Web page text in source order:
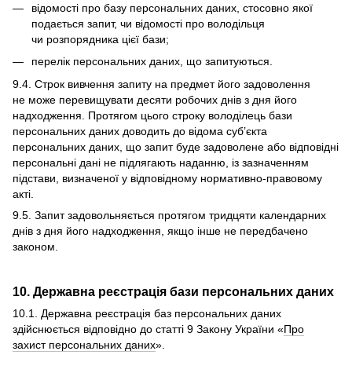
відомості про базу персональних даних, стосовно якої
подається запит, чи відомості про володільця
чи розпорядника цієї бази;
перелік персональних даних, що запитуються.
9.4. Строк вивчення запиту на предмет його задоволення
не може перевищувати десяти робочих днів з дня його
надходження. Протягом цього строку володілець бази
персональних даних доводить до відома суб’єкта
персональних даних, що запит буде задоволене або відповідні
персональні дані не підлягають наданню, із зазначенням
підстави, визначеної у відповідному нормативно-правовому
акті.
9.5. Запит задовольняється протягом тридцяти календарних
днів з дня його надходження, якщо інше не передбачено
законом.
10. Державна реєстрація бази персональних даних
10.1. Державна реєстрація баз персональних даних
здійснюється відповідно до статті 9 Закону України «Про
захист персональних даних».